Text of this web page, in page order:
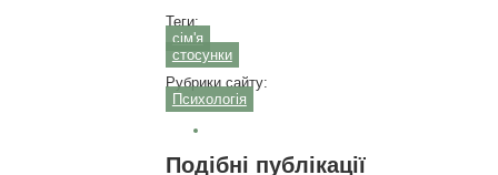
Теги:
сім'я
стосунки
Рубрики сайту:
Психологія
Подібні публікації